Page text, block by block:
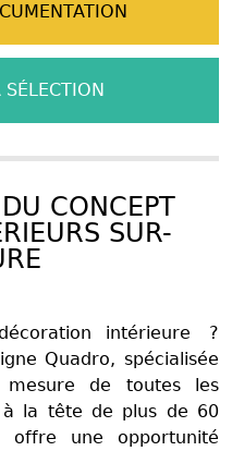
CONCEPT
SUR-
intérieure ?
Quadro, spécialisée
mesure de toutes les
à la tête de plus de 60
offre une opportunité